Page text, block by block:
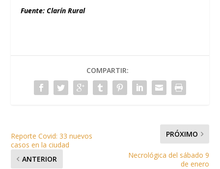
Fuente: Clarín Rural
COMPARTIR:
Reporte Covid: 33 nuevos
casos en la ciudad
ANTERIOR
PRÓXIMO
Necrológica del sábado 9
de enero